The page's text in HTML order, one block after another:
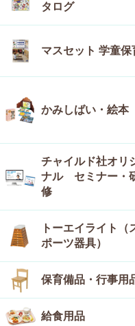
タログ
マスセット 学童保
かみしばい・絵本
チャイルド社オリ
ナル セミナー・
修
トーエイライト（
ポーツ器具）
保育備品・行事用
給食用品